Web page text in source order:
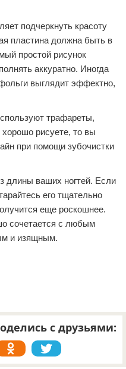
подчеркнуть красоту
пластина должна быть в
простой рисунок
аккуратно. Иногда
выглядит эффектно,
трафареты,
рисуете, то вы
при помощи зубочистки
длины ваших ногтей. Если
его тщательно
еще роскошнее.
сочетается с любым
и изящным.
с друзьями: